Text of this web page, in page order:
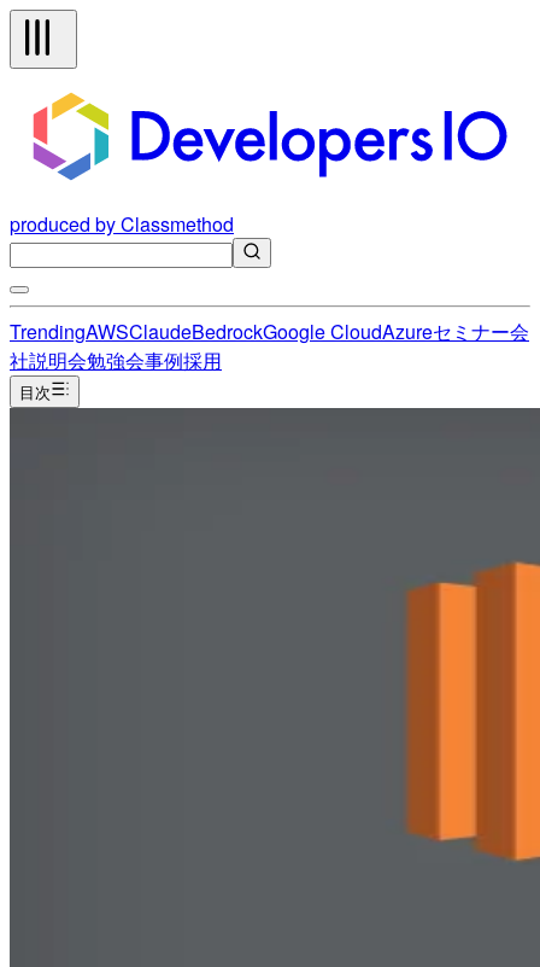
produced by Classmethod
TrendingAWSClaudeBedrockGoogle CloudAzureセミナー会
社説明会勉強会事例採用
目次